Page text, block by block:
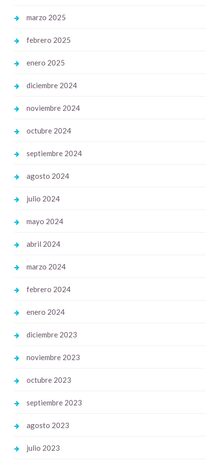
marzo 2025
febrero 2025
enero 2025
diciembre 2024
noviembre 2024
octubre 2024
septiembre 2024
agosto 2024
julio 2024
mayo 2024
abril 2024
marzo 2024
febrero 2024
enero 2024
diciembre 2023
noviembre 2023
octubre 2023
septiembre 2023
agosto 2023
julio 2023